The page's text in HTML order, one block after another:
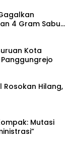
4 Gram Sabu
Kota
Rosokan Hilang,
Mutasi